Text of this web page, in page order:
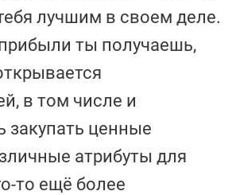
лучшим в своем деле.
ты получаешь,
в том числе и
закупать ценные
атрибуты для
то ещё более